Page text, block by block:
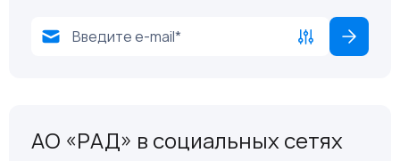
АО «РАД» в социальных сетях